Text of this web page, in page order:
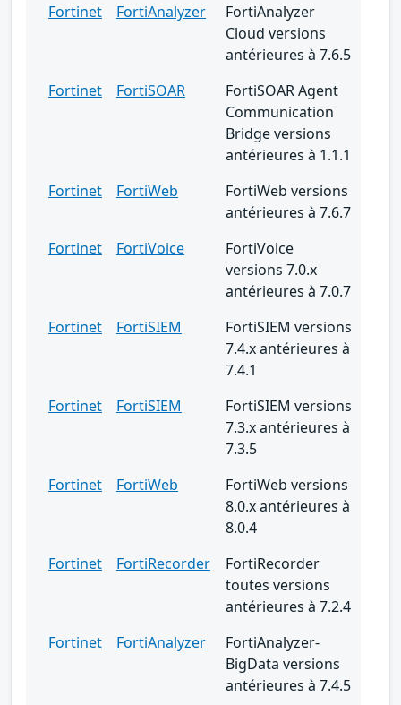
Fortinet
FortiAnalyzer
FortiAnalyzer
Cloud versions
antérieures à 7.6.5
Fortinet
FortiSOAR
FortiSOAR Agent
Communication
Bridge versions
antérieures à 1.1.1
Fortinet
FortiWeb
FortiWeb versions
antérieures à 7.6.7
Fortinet
FortiVoice
FortiVoice
versions 7.0.x
antérieures à 7.0.7
Fortinet
FortiSIEM
FortiSIEM versions
7.4.x antérieures à
7.4.1
Fortinet
FortiSIEM
FortiSIEM versions
7.3.x antérieures à
7.3.5
Fortinet
FortiWeb
FortiWeb versions
8.0.x antérieures à
8.0.4
Fortinet
FortiRecorder
FortiRecorder
toutes versions
antérieures à 7.2.4
Fortinet
FortiAnalyzer
FortiAnalyzer-
BigData versions
antérieures à 7.4.5